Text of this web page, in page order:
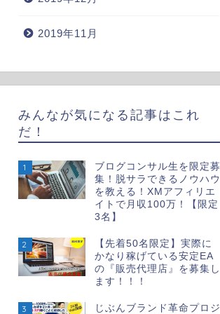
2019年11月
みんなが気になる記事はこれ
だ！
1
ブログコンサル生を限定募
集！脱サラできるノウハウ
を教える！XMアフィリエ
イトで月収100万！【限定
3名】
2
【先着50名限定】実際に
かなり稼げている安定EA
の『販売代理店』を募集し
ます！！！
3 じぶんブランド革命プロジ